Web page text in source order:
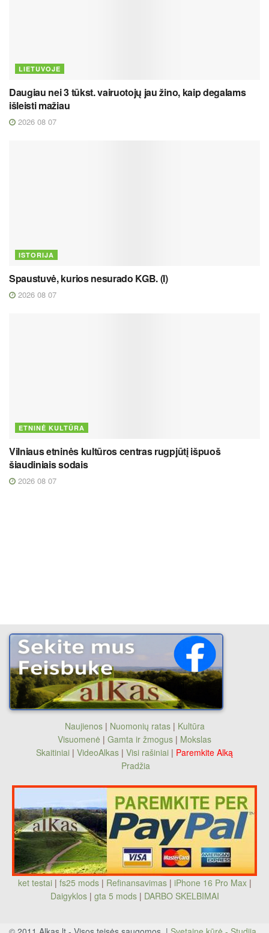
LIETUVOJE
Daugiau nei 3 tūkst. vairuotojų jau žino, kaip degalams
išleisti mažiau
2026 08 07
ISTORIJA
Spaustuvė, kurios nesurado KGB. (I)
2026 08 07
ETNINĖ KULTŪRA
Vilniaus etninės kultūros centras rugpjūtį išpuoš
šiaudiniais sodais
2026 08 07
Naujienos| Nuomonių ratas| Kultūra
Visuomenė | Gamta ir žmogus | Mokslas
Skaitiniai | VideoAlkas | Visi rašiniai | Paremkite Alką
Pradžia
ket testai | fs25 mods| Refinansavimas| iPhone 16 Pro Max|
Daigyklos| gta 5 mods | DARBO SKELBIMAI